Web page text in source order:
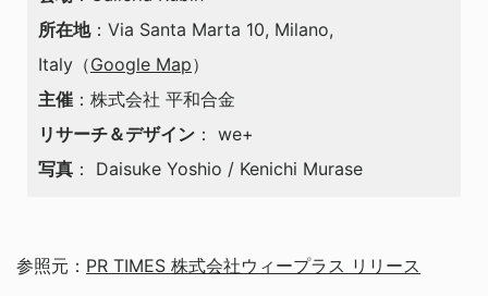
所在地：Via Santa Marta 10, Milano,
Italy（Google Map）
主催 ：株式会社 平和合金
リサーチ＆デザイン ： we+
写真 ： Daisuke Yoshio / Kenichi Murase
参照元： PR TIMES 株式会社ウィープラス リリース